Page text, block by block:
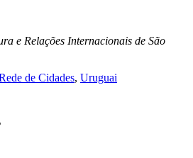
e Relações Internacionais de São
de Cidades, Uruguai